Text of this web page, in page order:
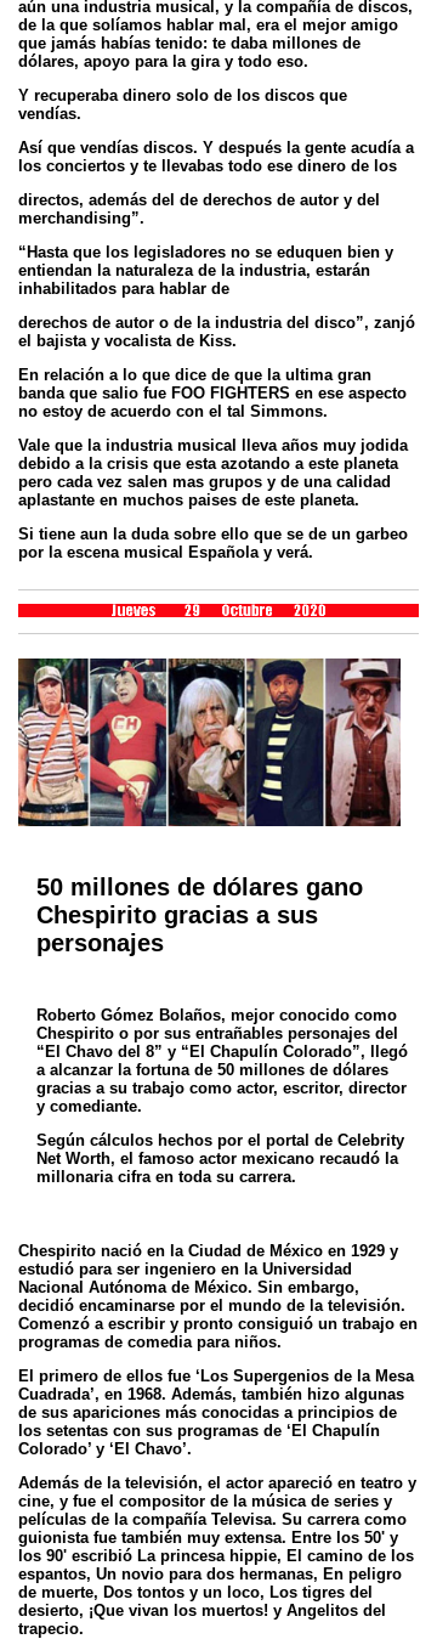
aún una industria musical, y la compañía de discos,
de la que solíamos hablar mal, era el mejor amigo
que jamás habías tenido: te daba millones de
dólares, apoyo para la gira y todo eso.
Y recuperaba dinero solo de los discos que
vendías.
Así que vendías discos. Y después la gente acudía a
los conciertos y te llevabas todo ese dinero de los
directos, además del de derechos de autor y del
merchandising”.
“Hasta que los legisladores no se eduquen bien y
entiendan la naturaleza de la industria, estarán
inhabilitados para hablar de
derechos de autor o de la industria del disco”, zanjó
el bajista y vocalista de Kiss.
En relación a lo que dice de que la ultima gran
banda que salio fue FOO FIGHTERS en ese aspecto
no estoy de acuerdo con el tal Simmons.
Vale que la industria musical lleva años muy jodida
debido a la crisis que esta azotando a este planeta
pero cada vez salen mas grupos y de una calidad
aplastante en muchos paises de este planeta.
Si tiene aun la duda sobre ello que se de un garbeo
por la escena musical Española y verá.
50 millones de dólares gano
Chespirito gracias a sus
personajes
Roberto Gómez Bolaños, mejor conocido como
Chespirito o por sus entrañables personajes del
“El Chavo del 8” y “El Chapulín Colorado”, llegó
a alcanzar la fortuna de 50 millones de dólares
gracias a su trabajo como actor, escritor, director
y comediante.
Según cálculos hechos por el portal de Celebrity
Net Worth, el famoso actor mexicano recaudó la
millonaria cifra en toda su carrera.
Chespirito nació en la Ciudad de México en 1929 y
estudió para ser ingeniero en la Universidad
Nacional Autónoma de México. Sin embargo,
decidió encaminarse por el mundo de la televisión.
Comenzó a escribir y pronto consiguió un trabajo en
programas de comedia para niños.
El primero de ellos fue ‘Los Supergenios de la Mesa
Cuadrada’, en 1968. Además, también hizo algunas
de sus apariciones más conocidas a principios de
los setentas con sus programas de ‘El Chapulín
Colorado’ y ‘El Chavo’.
Además de la televisión, el actor apareció en teatro y
cine, y fue el compositor de la música de series y
películas de la compañía Televisa. Su carrera como
guionista fue también muy extensa. Entre los 50' y
los 90' escribió La princesa hippie, El camino de los
espantos, Un novio para dos hermanas, En peligro
de muerte, Dos tontos y un loco, Los tigres del
desierto, ¡Que vivan los muertos! y Angelitos del
trapecio.